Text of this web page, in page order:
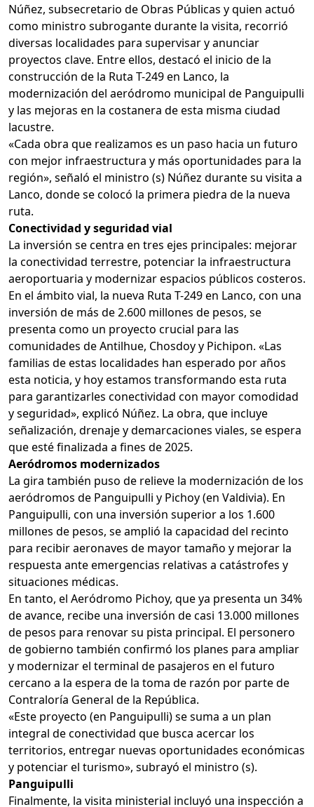
Núñez, subsecretario de Obras Públicas y quien actuó
como ministro subrogante durante la visita, recorrió
diversas localidades para supervisar y anunciar
proyectos clave. Entre ellos, destacó el inicio de la
construcción de la Ruta T-249 en Lanco, la
modernización del aeródromo municipal de Panguipulli
y las mejoras en la costanera de esta misma ciudad
lacustre.
«Cada obra que realizamos es un paso hacia un futuro
con mejor infraestructura y más oportunidades para la
región», señaló el ministro (s) Núñez durante su visita a
Lanco, donde se colocó la primera piedra de la nueva
ruta.
Conectividad y seguridad vial
La inversión se centra en tres ejes principales: mejorar
la conectividad terrestre, potenciar la infraestructura
aeroportuaria y modernizar espacios públicos costeros.
En el ámbito vial, la nueva Ruta T-249 en Lanco, con una
inversión de más de 2.600 millones de pesos, se
presenta como un proyecto crucial para las
comunidades de Antilhue, Chosdoy y Pichipon. «Las
familias de estas localidades han esperado por años
esta noticia, y hoy estamos transformando esta ruta
para garantizarles conectividad con mayor comodidad
y seguridad», explicó Núñez. La obra, que incluye
señalización, drenaje y demarcaciones viales, se espera
que esté finalizada a fines de 2025.
Aeródromos modernizados
La gira también puso de relieve la modernización de los
aeródromos de Panguipulli y Pichoy (en Valdivia). En
Panguipulli, con una inversión superior a los 1.600
millones de pesos, se amplió la capacidad del recinto
para recibir aeronaves de mayor tamaño y mejorar la
respuesta ante emergencias relativas a catástrofes y
situaciones médicas.
En tanto, el Aeródromo Pichoy, que ya presenta un 34%
de avance, recibe una inversión de casi 13.000 millones
de pesos para renovar su pista principal. El personero
de gobierno también confirmó los planes para ampliar
y modernizar el terminal de pasajeros en el futuro
cercano a la espera de la toma de razón por parte de
Contraloría General de la República.
«Este proyecto (en Panguipulli) se suma a un plan
integral de conectividad que busca acercar los
territorios, entregar nuevas oportunidades económicas
y potenciar el turismo», subrayó el ministro (s).
Panguipulli
Finalmente, la visita ministerial incluyó una inspección a